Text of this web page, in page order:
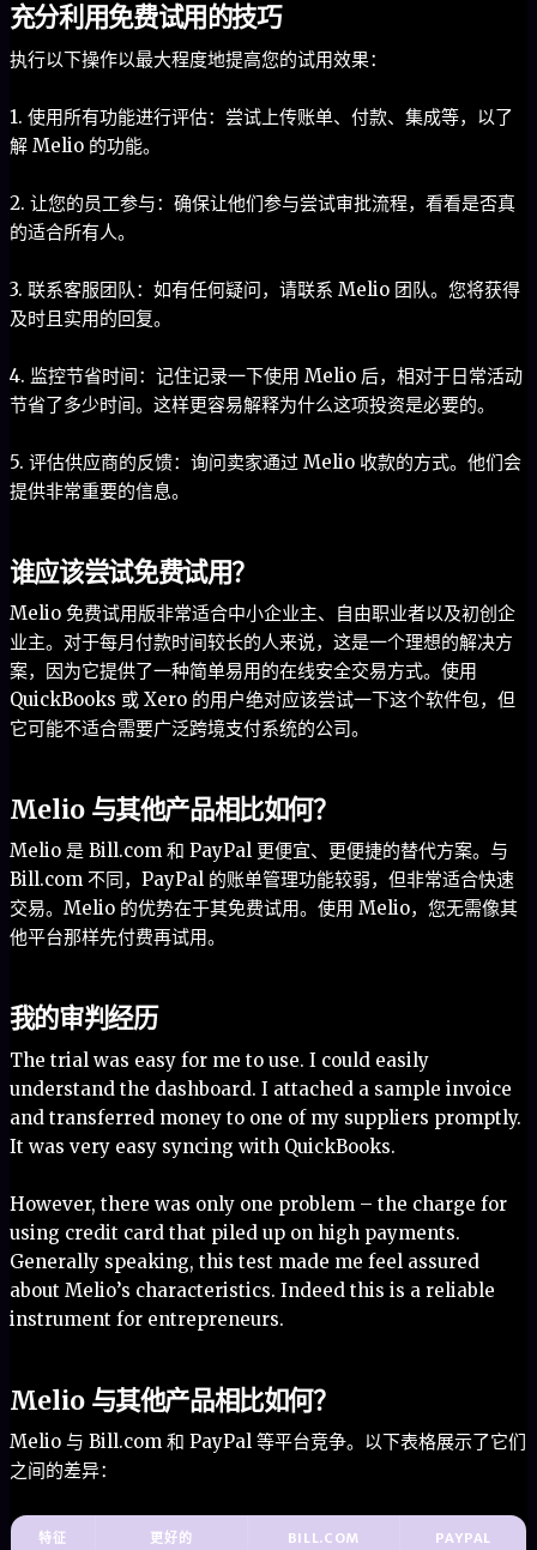
充分利用免费试用的技巧
执行以下操作以最大程度地提高您的试用效果：
1. 使用所有功能进行评估：尝试上传账单、付款、集成等，以了
解 Melio 的功能。
2. 让您的员工参与：确保让他们参与尝试审批流程，看看是否真
的适合所有人。
3. 联系客服团队：如有任何疑问，请联系 Melio 团队。您将获得
及时且实用的回复。
4. 监控节省时间：记住记录一下使用 Melio 后，相对于日常活动
节省了多少时间。这样更容易解释为什么这项投资是必要的。
5. 评估供应商的反馈：询问卖家通过 Melio 收款的方式。他们会
提供非常重要的信息。
谁应该尝试免费试用？
Melio 免费试用版非常适合中小企业主、自由职业者以及初创企
业主。对于每月付款时间较长的人来说，这是一个理想的解决方
案，因为它提供了一种简单易用的在线安全交易方式。使用
QuickBooks 或 Xero 的用户绝对应该尝试一下这个软件包，但
它可能不适合需要广泛跨境支付系统的公司。
Melio 与其他产品相比如何？
Melio 是 Bill.com 和 PayPal 更便宜、更便捷的替代方案。与
Bill.com 不同，PayPal 的账单管理功能较弱，但非常适合快速
交易。Melio 的优势在于其免费试用。使用 Melio，您无需像其
他平台那样先付费再试用。
我的审判经历
The trial was easy for me to use. I could easily
understand the dashboard. I attached a sample invoice
and transferred money to one of my suppliers promptly.
It was very easy syncing with QuickBooks.
However, there was only one problem – the charge for
using credit card that piled up on high payments.
Generally speaking, this test made me feel assured
about Melio’s characteristics. Indeed this is a reliable
instrument for entrepreneurs.
Melio 与其他产品相比如何？
Melio 与 Bill.com 和 PayPal 等平台竞争。以下表格展示了它们
之间的差异：
特征 更好的 BILL.COM PAYPAL